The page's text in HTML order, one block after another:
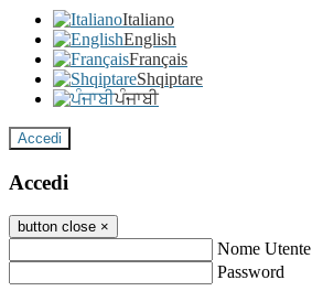
Italiano
English
Français
Shqiptare
ਪੰਜਾਬੀ
Accedi
Accedi
button close ×
Nome Utente
Password